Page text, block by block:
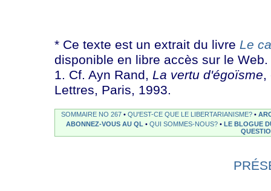
* Ce texte est un extrait du livre Le
disponible en libre accès sur le Web.
1. Cf. Ayn Rand, La vertu d'égoïsme,
Lettres, Paris, 1993.
SOMMAIRE NO 267 • QU'EST-CE QUE LE LIBERTARIANISME? •
ABONNEZ-VOUS AU QL • QUI SOMMES-NOUS? • LE BLOGUE